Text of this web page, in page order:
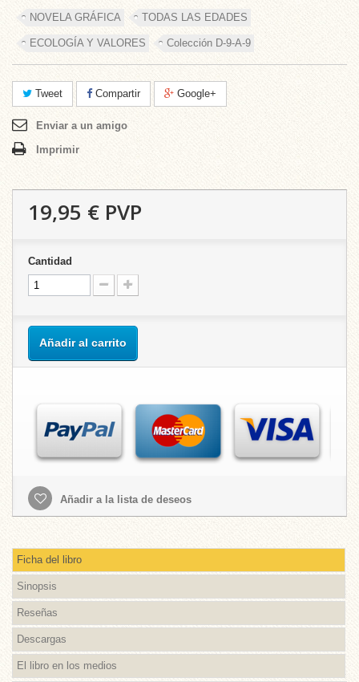
NOVELA GRÁFICA TODAS LAS EDADES
ECOLOGÍA Y VALORES Colección D-9-A-9
Tweet Compartir Google+
Enviar a un amigo
Imprimir
19,95 € PVP
Cantidad
Añadir al carrito
Añadir a la lista de deseos
Ficha del libro
Sinopsis
Reseñas
Descargas
El libro en los medios